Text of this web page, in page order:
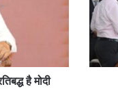
है मोदी